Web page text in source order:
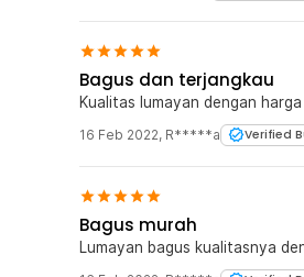
Bagus dan terjangkau
Kualitas lumayan dengan
16 Feb 2022, R*****a Verified
Bagus murah
Lumayan bagus kualitasnya